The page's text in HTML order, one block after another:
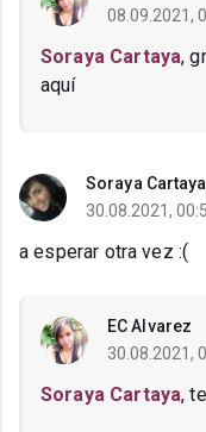
08.09.2021,
Soraya Cartaya,
aquí
Soraya Cartaya
30.08.2021,
a esperar otra vez :(
EC Alvarez
30.08.2021,
Soraya Cartaya,